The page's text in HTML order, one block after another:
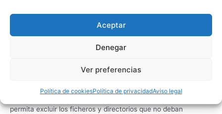
Aceptar
Denegar
Ver preferencias
Política de cookiesPolítica de privacidadAviso legal
El siguiente paso seríaañadir un fichero .gitignoreque nos
permita excluir los ficheros y directorios que no deban